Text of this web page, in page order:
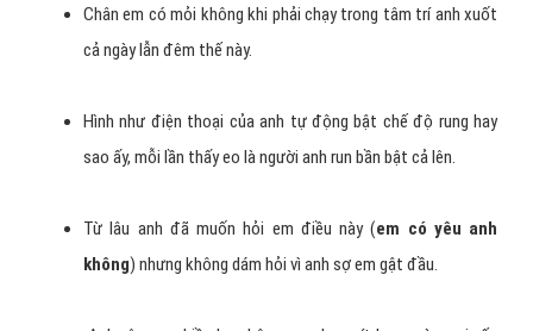
Tiếng Hàn Quốc– Sarang Heyo
Tiếng Thai– Phom rak khun (đố với con gái)
Những lời tỏ tình hài hước